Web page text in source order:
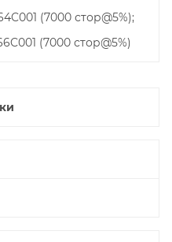
(7000 стор@5%);
(7000 стор@5%)